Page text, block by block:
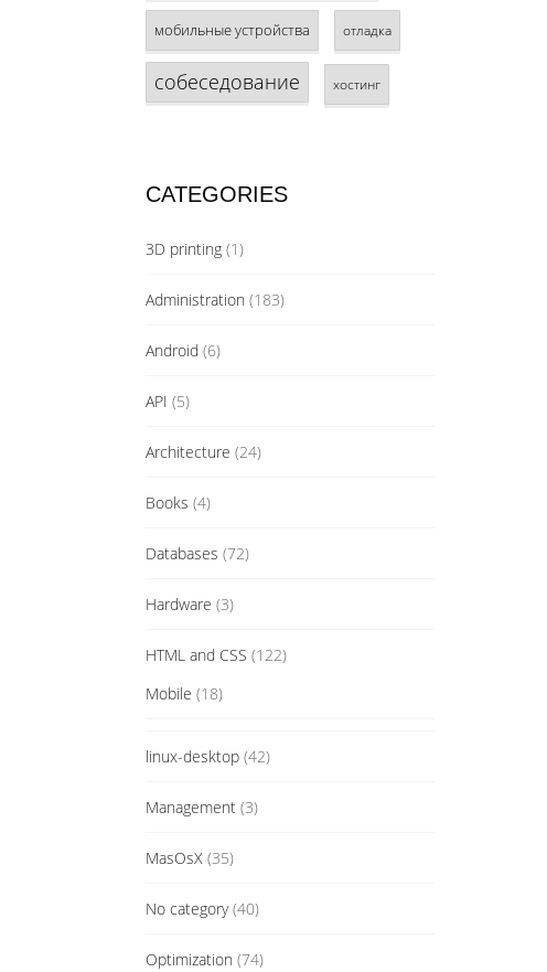
мобильные устройства отладка
собеседование хостинг
CATEGORIES
3D printing(1)
Administration (183)
Android (6)
API (5)
Architecture (24)
Books (4)
Databases (72)
Hardware (3)
HTML and CSS (122)
Mobile (18)
linux-desktop(42)
Management(3)
MasOsX(35)
No category(40)
Optimization (74)